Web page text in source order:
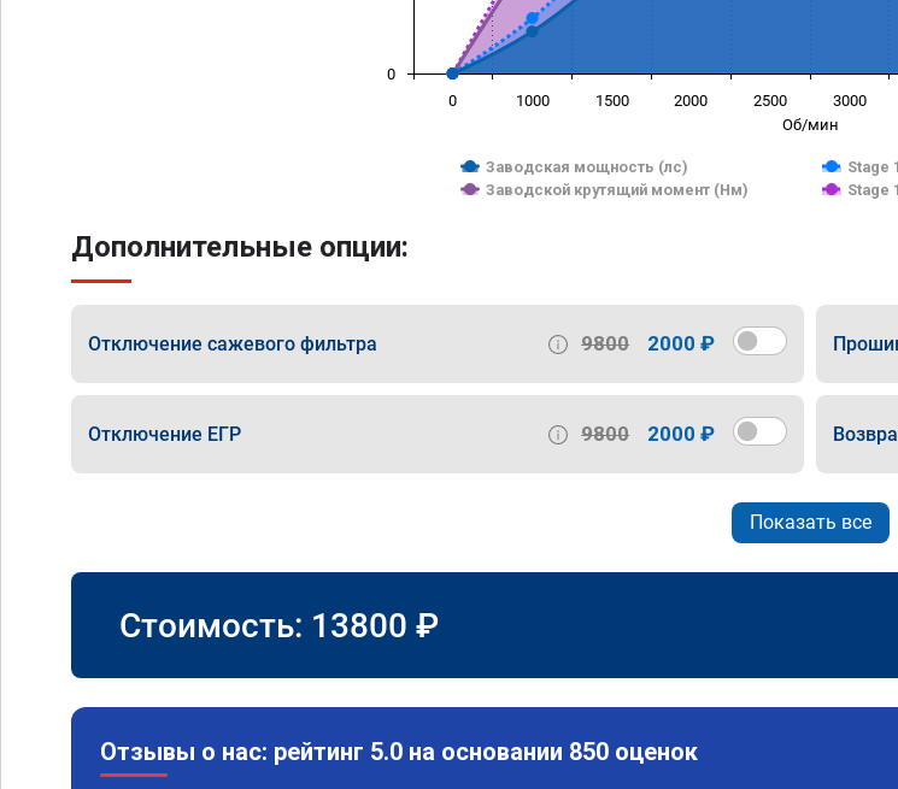
Об/мин
Заводская мощность (лс)
Stage
Заводской крутящий момент (Нм)
Stage
0 1000 1500 2000 2500 3000
0
Дополнительные опции:
Отключение сажевого фильтра 9800 2000 ₽
Отключение ЕГР 9800 2000 ₽
Показать все
Стоимость: 13800 ₽
Отзывы о нас: рейтинг 5.0 на основании 850 оценок